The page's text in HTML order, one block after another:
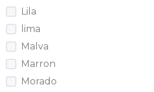
Lila
lima
Malva
Marron
Morado